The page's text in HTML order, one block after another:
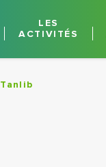
LES
ACTIVITÉS
Tanlib